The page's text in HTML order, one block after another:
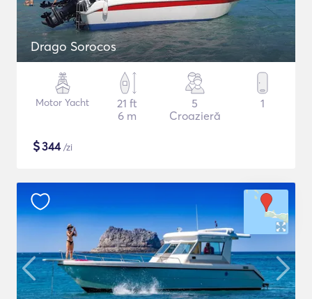
Drago Sorocos
Motor Yacht
21 ft
6 m
5
Croazieră
1
$344/zi